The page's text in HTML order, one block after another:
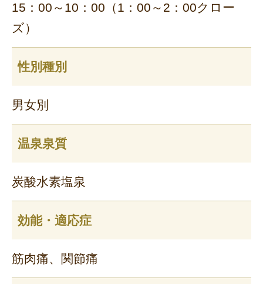
15：00～10：00（1：00～2：00クロー
ズ）
性別種別
男女別
温泉泉質
炭酸水素塩泉
効能・適応症
筋肉痛、関節痛